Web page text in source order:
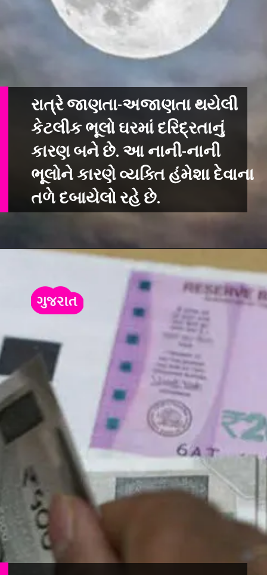
રાત્રે જાણતા-અજાણતા થયેલી
કેટલીક ભૂલો ઘરમાં દરિદ્રતાનું
કારણ બને છે. આ નાની-નાની
ભૂલોને કારણે વ્યક્તિ હંમેશા દેવાના
તળે દબાયેલો રહે છે.